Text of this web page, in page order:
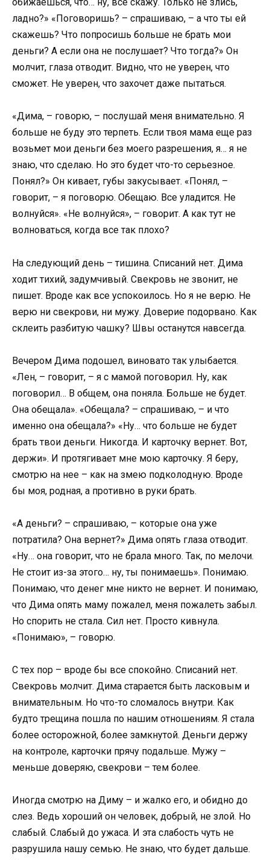
ладно?» «Поговоришь? – спрашиваю, – а что ты ей
скажешь? Что попросишь больше не брать мои
деньги? А если она не послушает? Что тогда?» Он
молчит, глаза отводит. Видно, что не уверен, что
сможет. Не уверен, что захочет даже пытаться.
«Дима, – говорю, – послушай меня внимательно. Я
больше не буду это терпеть. Если твоя мама еще раз
возьмет мои деньги без моего разрешения, я… я не
знаю, что сделаю. Но это будет что-то серьезное.
Понял?» Он кивает, губы закусывает. «Понял, –
говорит, – я поговорю. Обещаю. Все уладится. Не
волнуйся». «Не волнуйся», – говорит. А как тут не
волноваться, когда все так плохо?
На следующий день – тишина. Списаний нет. Дима
ходит тихий, задумчивый. Свекровь не звонит, не
пишет. Вроде как все успокоилось. Но я не верю. Не
верю ни свекрови, ни мужу. Доверие подорвано. Как
склеить разбитую чашку? Швы останутся навсегда.
Вечером Дима подошел, виновато так улыбается.
«Лен, – говорит, – я с мамой поговорил. Ну, как
поговорил… В общем, она поняла. Больше не будет.
Она обещала». «Обещала? – спрашиваю, – и что
именно она обещала?» «Ну… что больше не будет
брать твои деньги. Никогда. И карточку вернет. Вот,
держи». И протягивает мне мою карточку. Я беру,
смотрю на нее – как на змею подколодную. Вроде
бы моя, родная, а противно в руки брать.
«А деньги? – спрашиваю, – которые она уже
потратила? Она вернет?» Дима опять глаза отводит.
«Ну… она говорит, что не брала много. Так, по мелочи.
Не стоит из-за этого… ну, ты понимаешь». Понимаю.
Понимаю, что денег мне никто не вернет. И понимаю,
что Дима опять маму пожалел, меня пожалеть забыл.
Но спорить не стала. Сил нет. Просто кивнула.
«Понимаю», – говорю.
С тех пор – вроде бы все спокойно. Списаний нет.
Свекровь молчит. Дима старается быть ласковым и
внимательным. Но что-то сломалось внутри. Как
будто трещина пошла по нашим отношениям. Я стала
более осторожной, более замкнутой. Деньги держу
на контроле, карточки прячу подальше. Мужу –
меньше доверяю, свекрови – тем более.
Иногда смотрю на Диму – и жалко его, и обидно до
слез. Ведь хороший он человек, добрый, не злой. Но
слабый. Слабый до ужаса. И эта слабость чуть не
разрушила нашу семью. Не знаю, что будет дальше.